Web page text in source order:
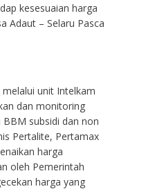
kesesuaian harga
Adaut – Selaru Pasca
unit Intelkam
dan monitoring
subsidi dan non
Pertalite, Pertamax
harga
oleh Pemerintah
harga yang